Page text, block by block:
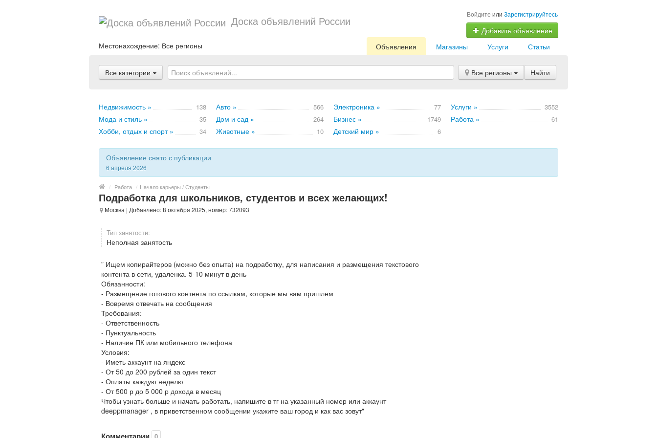
Доска объявлений России Войдите или Зарегистрируйтесь
Добавить объявление
Местонахождение: Все регионы Статьи
Услуги
Магазины
Объявления
Все категории Все регионы Найти
Недвижимость » 138 Авто » 566 Электроника » 77 Услуги » 3552
Мода и стиль » 35 Дом и сад » 264 Бизнес » 1749 Работа » 61
Хобби, отдых и спорт » 34 Животные » 10 Детский мир » 6
Объявление снято с публикации
6 апреля 2026
/ Работа / Начало карьеры / Студенты
Подработка для школьников, студентов и всех желающих!
Москва | Добавлено: 8 октября 2025, номер: 732093
Тип занятости:
Неполная занятость
" Ищем копирайтеров (можно без опыта) на подработку, для написания и размещения текстового
контента в сети, удаленка. 5-10 минут в день
Обязанности:
- Размещение готового контента по ссылкам, которые мы вам пришлем
- Вовремя отвечать на сообщения
Требования:
- Ответственность
- Пунктуальность
- Наличие ПК или мобильного телефона
Условия:
- Иметь аккаунт на яндекс
- От 50 до 200 рублей за один текст
- Оплаты каждую неделю
- От 500 р до 5 000 р дохода в месяц
Чтобы узнать больше и начать работать, напишите в тг на указанный номер или аккаунт
deeppmanager , в приветственном сообщении укажите ваш город и как вас зовут"